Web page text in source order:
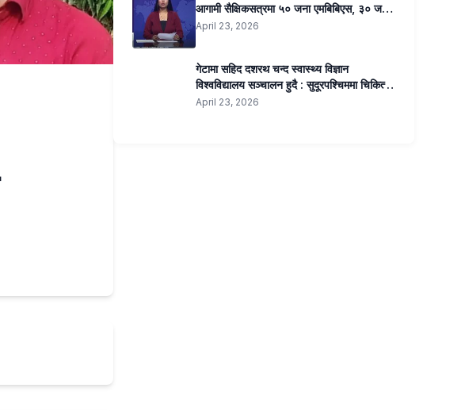
आगामी सैक्षिकसत्रमा ५० जना एमबिबिएस, ३० जना
बीएस्सी नर्सिङ, २० जना बीएमएलटी र २० जना
April 23, 2026
गेटामा सहिद दशरथ चन्द स्वास्थ्य विज्ञान
विश्वविद्यालय सञ्चालन हुदै : सुदूरपश्चिममा चिकित्सा
शिक्षाको नयाँ युग
April 23, 2026